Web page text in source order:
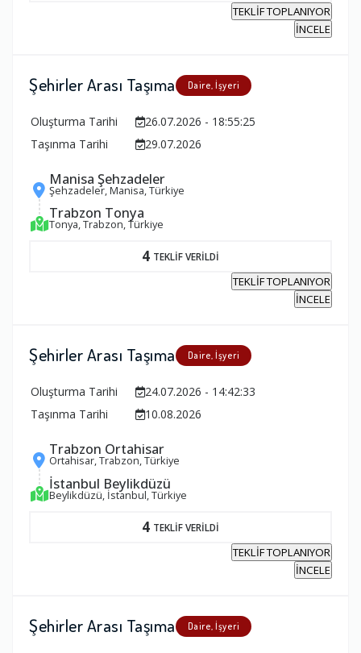
TEKLİF TOPLANIYOR
İNCELE
Şehirler Arası Taşıma Daire, İşyeri
Oluşturma Tarihi
26.07.2026 - 18:55:25
Taşınma Tarihi
29.07.2026
Manisa Şehzadeler
Şehzadeler, Manisa, Türkiye
Trabzon Tonya
Tonya, Trabzon, Türkiye
4 TEKLİF VERİLDİ
TEKLİF TOPLANIYOR
İNCELE
Şehirler Arası Taşıma Daire, İşyeri
Oluşturma Tarihi
24.07.2026 - 14:42:33
Taşınma Tarihi
10.08.2026
Trabzon Ortahisar
Ortahisar, Trabzon, Türkiye
İstanbul Beylikdüzü
Beylikdüzü, İstanbul, Türkiye
4 TEKLİF VERİLDİ
TEKLİF TOPLANIYOR
İNCELE
Şehirler Arası Taşıma Daire, İşyeri